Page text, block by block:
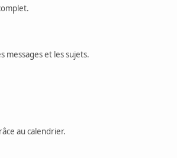
et les sujets.
au calendrier.